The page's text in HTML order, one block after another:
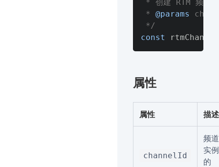
* 创建 RTM 频道
* @params
*/
const
属性
属性 描述
channelId
频道
实例
的